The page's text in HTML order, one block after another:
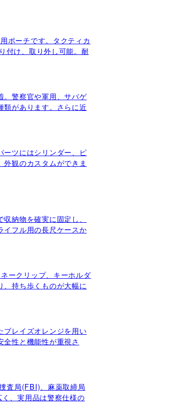
ポーチです。タクティカ
付け、取り外し可能。耐
。警察官や軍用、サバゲ
類があります。さらに近
ーツにはシリンダー、ピ
外観のカスタムができま
納物を確実に固定し、
イフル用の長尺ケースか
ークリップ、キーホルダ
持ち歩くものが大幅に
ブレイズオレンジを用い
性と機能性が重視さ
査局(FBI)、麻薬取締局
、実用品は警察仕様の